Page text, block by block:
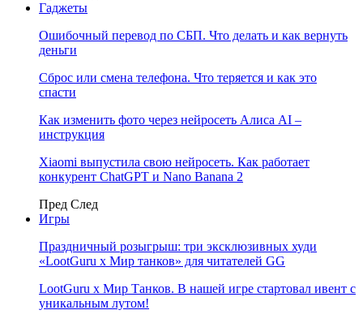
Гаджеты
Ошибочный перевод по СБП. Что делать и как вернуть
деньги
Сброс или смена телефона. Что теряется и как это
спасти
Как изменить фото через нейросеть Алиса AI –
инструкция
Xiaomi выпустила свою нейросеть. Как работает
конкурент ChatGPT и Nano Banana 2
Пред След
Игры
Праздничный розыгрыш: три эксклюзивных худи
«LootGuru х Мир танков» для читателей GG
LootGuru x Мир Танков. В нашей игре стартовал ивент с
уникальным лутом!